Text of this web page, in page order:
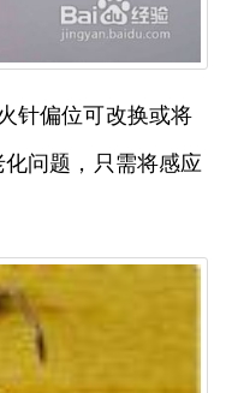
针偏位可改换或将
问题，只需将感应